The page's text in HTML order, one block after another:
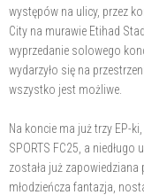
występów na ulicy, przez
City na murawie Etihad
wyprzedanie solowego
wydarzyło się na
wszystko jest możliwe.
Na koncie ma już trzy EP-
SPORTS FC25, a
została już zapowiedziana
młodzieńcza fantazja,